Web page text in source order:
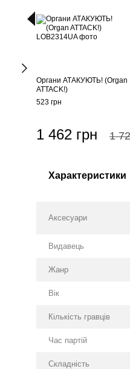
Органи АТАКУЮТЬ! (Organ
ATTACK!)
523 грн
1 462 грн 1
Характеристики
Аксесуари
Видавець
Жанр
Вік
Кількість гравців
Час партій
Складність